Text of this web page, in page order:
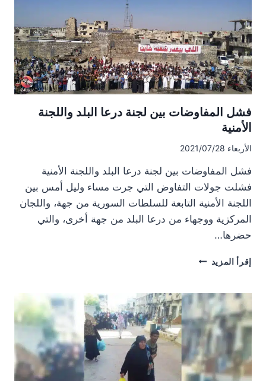
فشل المفاوضات بين لجنة درعا البلد واللجنة
الأمنية
الأربعاء 2021/07/28
فشل المفاوضات بين لجنة درعا البلد واللجنة الأمنية
فشلت جولات التفاوض التي جرت مساء وليل أمس بين
اللجنة الأمنية التابعة للسلطات السورية من جهة، واللجان
المركزية ووجهاء من درعا البلد من جهة أخرى، والتي
حضرها…
إقرأ المزيد فشل
لجنة
درعا
البلد
واللجنة
الأمنية